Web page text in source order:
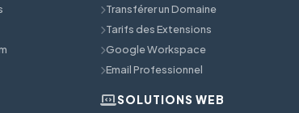
Transférer un Domaine
Tarifs des Extensions
Google Workspace
Email Professionnel
SOLUTIONS WEB